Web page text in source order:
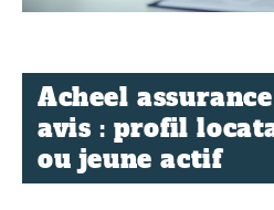
Acheel
avis : profil
ou jeune actif